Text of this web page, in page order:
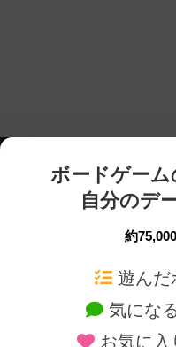
ボードゲーム
自分のデ
約
遊んだ
気にな
お気に
ボードゲームを検索する